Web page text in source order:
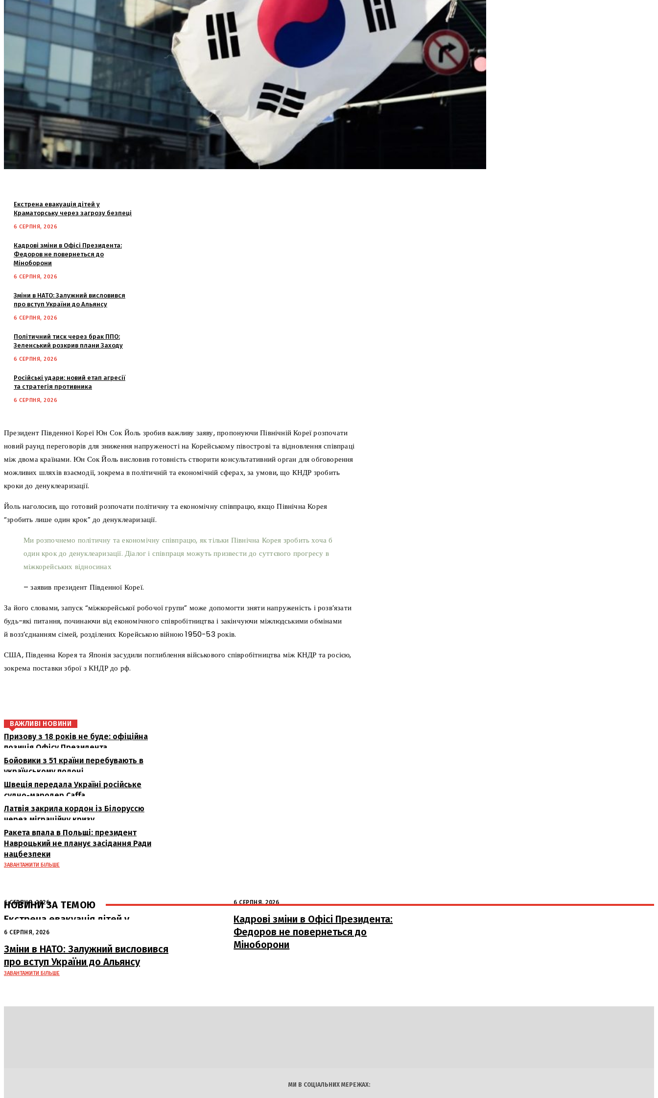
Екстрена евакуація дітей у
Краматорську через загрозу безпеці
6 СЕРПНЯ, 2026
Кадрові зміни в Офісі Президента:
Федоров не повернеться до
Міноборони
6 СЕРПНЯ, 2026
Зміни в НАТО: Залужний висловився
про вступ України до Альянсу
6 СЕРПНЯ, 2026
Політичний тиск через брак ППО:
Зеленський розкрив плани Заходу
6 СЕРПНЯ, 2026
Російські удари: новий етап агресії
та стратегія противника
6 СЕРПНЯ, 2026
Президент Південної Кореї Юн Сок Йоль зробив важливу заяву, пропонуючи Північній Кореї розпочати
новий раунд переговорів для зниження напруженості на Корейському півострові та відновлення співпраці
між двома країнами. Юн Сок Йоль висловив готовність створити консультативний орган для обговорення
можливих шляхів взаємодії, зокрема в політичній та економічній сферах, за умови, що КНДР зробить
кроки до денуклеаризації.
Йоль наголосив, що готовий розпочати політичну та економічну співпрацю, якщо Північна Корея
“зробить лише один крок” до денуклеаризації.
Ми розпочнемо політичну та економічну співпрацю, як тільки Північна Корея зробить хоча б
один крок до денуклеаризації. Діалог і співпраця можуть призвести до суттєвого прогресу в
міжкорейських відносинах
– заявив президент Південної Кореї.
За його словами, запуск “міжкорейської робочої групи” може допомогти зняти напруженість і розв’язати
будь-які питання, починаючи від економічного співробітництва і закінчуючи міжлюдськими обмінами
й возз’єднанням сімей, розділених Корейською війною 1950−53 років.
США, Південна Корея та Японія засудили поглиблення військового співробітництва між КНДР та росією,
зокрема поставки зброї з КНДР до рф.
ВАЖЛИВІ НОВИНИ
Призову з 18 років не буде: офіційна
позиція Офісу Президента
Бойовики з 51 країни перебувають в
українському полоні
Швеція передала Україні російське
судно-мародер Caffa
Латвія закрила кордон із Білоруссю
через міграційну кризу
Ракета впала в Польщі: президент
Навроцький не планує засідання Ради
нацбезпеки
ЗАВАНТАЖИТИ БІЛЬШЕ
НОВИНИ ЗА ТЕМОЮ
6 СЕРПНЯ, 2026
Екстрена евакуація дітей у
Краматорську через загрозу безпеці
6 СЕРПНЯ, 2026
Кадрові зміни в Офісі Президента:
Федоров не повернеться до
Міноборони
6 СЕРПНЯ, 2026
Зміни в НАТО: Залужний висловився
про вступ України до Альянсу
ЗАВАНТАЖИТИ БІЛЬШЕ
МИ В СОЦІАЛЬНИХ МЕРЕЖАХ: